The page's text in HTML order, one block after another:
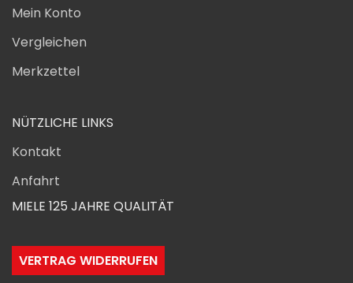
Mein Konto
Vergleichen
Merkzettel
NÜTZLICHE LINKS
Kontakt
Anfahrt
MIELE 125 JAHRE QUALITÄT
VERTRAG WIDERRUFEN